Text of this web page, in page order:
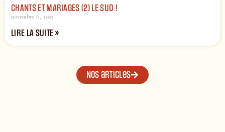
CHANTS ET MARIAGES (2) LE SUD !
novembre 11, 2025
LIRE LA SUITE »
Nos articles